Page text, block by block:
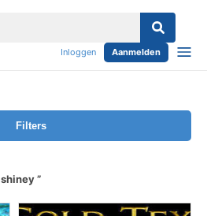
Inloggen Aanmelden
Filters
shiney